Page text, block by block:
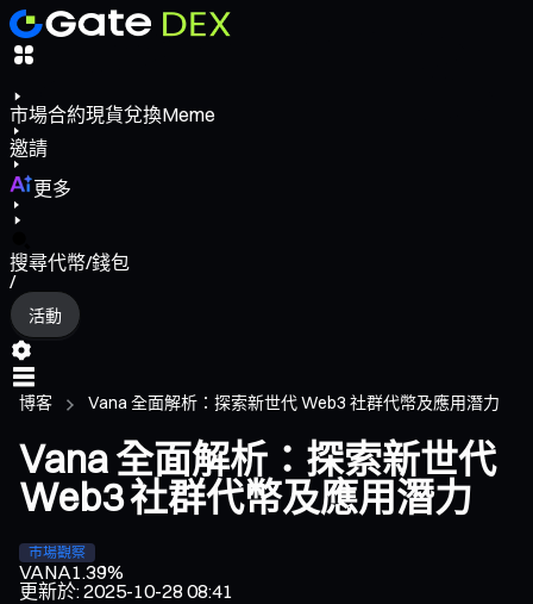
市場合約現貨兌換Meme
邀請
更多
搜尋代幣/錢包
/
活動
博客 Vana 全面解析：探索新世代 Web3 社群代幣及應用潛力
Vana 全面解析：探索新世代
Web3 社群代幣及應用潛力
市場觀察
VANA1.39%
更新於:2025-10-28 08:41